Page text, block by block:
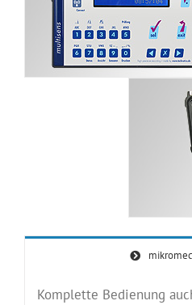
Komplette Bedienung